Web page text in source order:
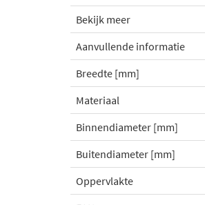
Bekijk meer
Aanvullende informatie
Breedte [mm]
Materiaal
Binnendiameter [mm]
Buitendiameter [mm]
Oppervlakte